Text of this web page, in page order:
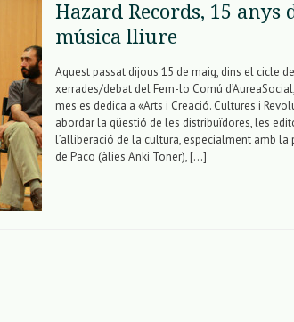
Hazard Records, 15 anys
música lliure
Aquest passat dijous 15 de maig, dins el cicle de
xerrades/debat del Fem-lo Comú
mes es dedica a «Arts i Creació. Cultures i
abordar la qüestió de les distribuïdores, les
l’alliberació de la cultura, especialment amb la
de Paco (àlies Anki Toner), […]